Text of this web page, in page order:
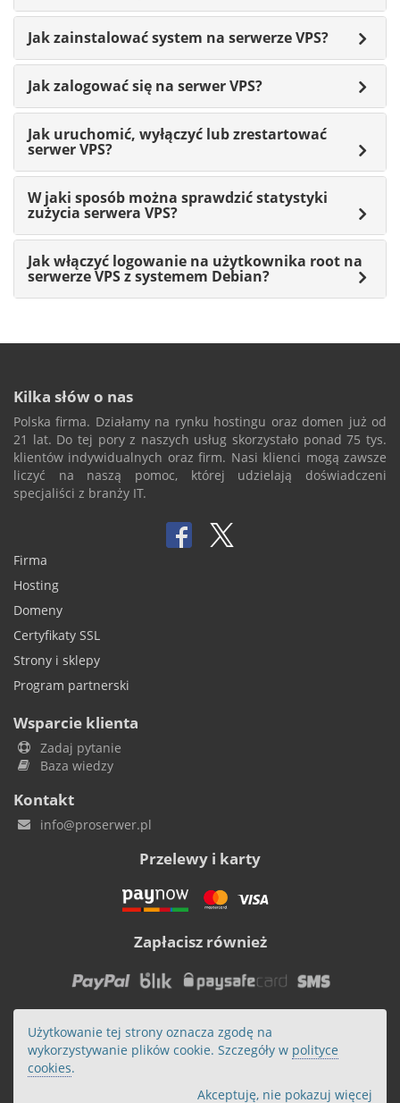
Jak zainstalować system na serwerze VPS?
Jak zalogować się na serwer VPS?
Jak uruchomić, wyłączyć lub zrestartować
serwer VPS?
W jaki sposób można sprawdzić statystyki
zużycia serwera VPS?
Jak włączyć logowanie na użytkownika root na
serwerze VPS z systemem Debian?
Kilka słów o nas
Polska firma. Działamy na rynku hostingu oraz domen już od
21 lat. Do tej pory z naszych usług skorzystało ponad 75 tys.
klientów indywidualnych oraz firm. Nasi klienci mogą zawsze
liczyć na naszą pomoc, której udzielają doświadczeni
specjaliści z branży IT.
Firma
Hosting
Domeny
Certyfikaty SSL
Strony i sklepy
Program partnerski
Wsparcie klienta
Zadaj pytanie
Baza wiedzy
Kontakt
info@proserwer.pl
Przelewy i karty
Zapłacisz również
Użytkowanie tej strony oznacza zgodę na
wykorzystywanie plików cookie. Szczegóły w polityce
cookies.
Akceptuję, nie pokazuj więcej